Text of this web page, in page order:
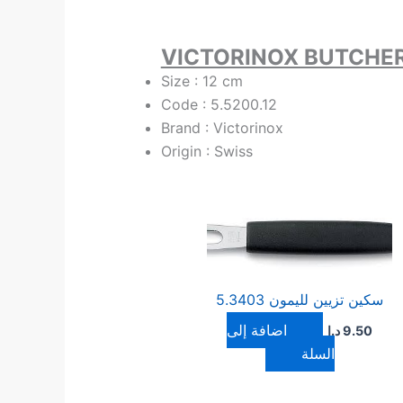
VICTORINOX
Size : 12 cm
Code : 5.5200.12
Brand : Victorinox
Origin : Swiss
سكين تزيين لليمون 5.3403
9.50د.ا
إضافة إلى
السلة